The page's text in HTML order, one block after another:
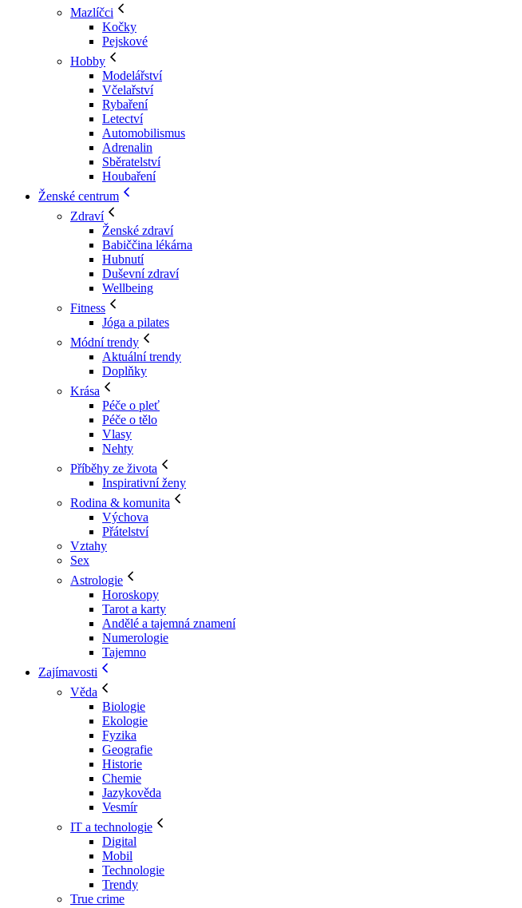
Mazlíčci
Kočky
Pejskové
Hobby
Modelářství
Včelařství
Rybaření
Letectví
Automobilismus
Adrenalin
Sběratelství
Houbaření
Ženské centrum
Zdraví
Ženské zdraví
Babiččina lékárna
Hubnutí
Duševní zdraví
Wellbeing
Fitness
Jóga a pilates
Módní trendy
Aktuální trendy
Doplňky
Krása
Péče o pleť
Péče o tělo
Vlasy
Nehty
Příběhy ze života
Inspirativní ženy
Rodina & komunita
Výchova
Přátelství
Vztahy
Sex
Astrologie
Horoskopy
Tarot a karty
Andělé a tajemná znamení
Numerologie
Tajemno
Zajímavosti
Věda
Biologie
Ekologie
Fyzika
Geografie
Historie
Chemie
Jazykověda
Vesmír
IT a technologie
Digital
Mobil
Technologie
Trendy
True crime